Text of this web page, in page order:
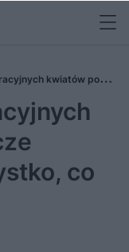
kwiatów po
co